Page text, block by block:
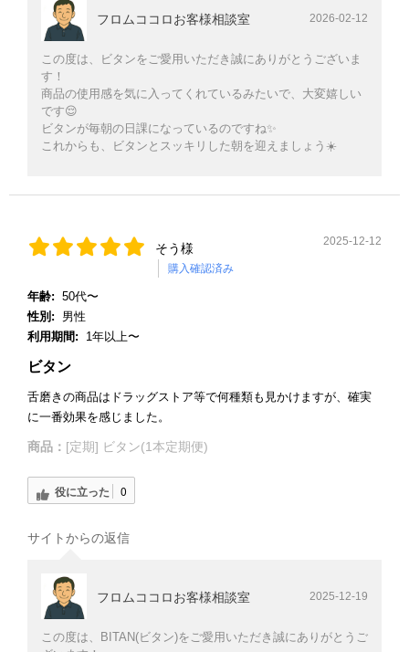
フロムココロお客様相談室 2026-02-12
この度は、ビタンをご愛用いただき誠にありがとうございま
す！
商品の使用感を気に入ってくれているみたいで、大変嬉しい
です😌
ビタンが毎朝の日課になっているのですね✨
これからも、ビタンとスッキリした朝を迎えましょう☀️
そう様
購入確認済み
2025-12-12
年齢: 50代〜
性別:
男性
利用期間:
1年以上〜
ビタン
舌磨きの商品はドラッグストア等で何種類も見かけますが、確実
に一番効果を感じました。
商品： [定期] ビタン(1本定期便)
役に立った 0
サイトからの返信
フロムココロお客様相談室 2025-12-19
この度は、BITAN(ビタン)をご愛用いただき誠にありがとうご